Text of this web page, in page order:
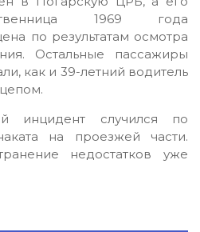
1969 года
по результатам осмотра
Остальные пассажиры
как и 39-летний водитель
инцидент случился по
на проезжей части.
недостатков уже